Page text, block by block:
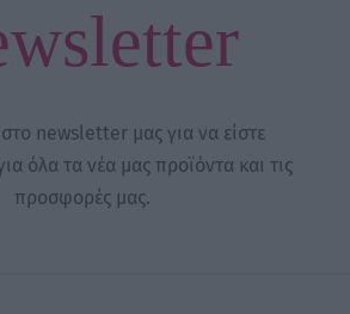
newsletter μας για να είστε
όλα τα νέα μας προϊόντα και τις
προσφορές μας.